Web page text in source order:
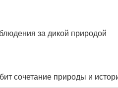
за дикой природой
сочетание природы и